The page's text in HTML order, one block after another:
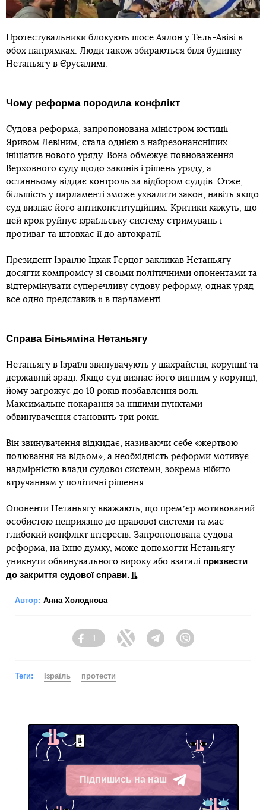
Протестувальники блокують шосе Аялон у Тель-Авіві в
обох напрямках. Люди також збираються біля будинку
Нетаньягу в Єрусалимі.
Чому реформа породила конфлікт
Судова реформа, запропонована міністром юстиції
Яривом Левіним, стала однією з найрезонансніших
ініціатив нового уряду. Вона обмежує повноваження
Верховного суду щодо законів і рішень уряду, а
останньому віддає контроль за відбором суддів. Отже,
більшість у парламенті зможе ухвалити закон, навіть якщо
суд визнає його антиконституційним. Критики кажуть, що
цей крок руйнує ізраїльську систему стримувань і
противаг та штовхає її до автократії.
Президент Ізраїлю Іцхак Герцог закликав Нетаньягу
досягти компромісу зі своїми політичними опонентами та
відтермінувати суперечливу судову реформу, однак уряд
все одно представив її в парламенті.
Справа Біньяміна Нетаньягу
Нетаньягу в Ізраїлі звинувачують у шахрайстві, корупції та
державній зраді. Якщо суд визнає його винним у корупції,
йому загрожує до 10 років позбавлення волі.
Максимальне покарання за іншими пунктами
обвинувачення становить три роки.
Він звинувачення відкидає, називаючи себе «жертвою
полювання на відьом», а необхідність реформи мотивує
надмірністю влади судової системи, зокрема нібито
втручанням у політичні рішення.
Опоненти Нетаньягу вважають, що премʼєр мотивований
особистою неприязню до правової системи та має
глибокий конфлікт інтересів. Запропонована судова
реформа, на їхню думку, може допомогти Нетаньягу
уникнути обвинувального вироку або взагалі призвести
до закриття судової справи.
Автор: Анна Холоднова
Facebook
1
Twitter TelegramViber
Теги: Ізраїль протести
Підпишись на наш
Telegram